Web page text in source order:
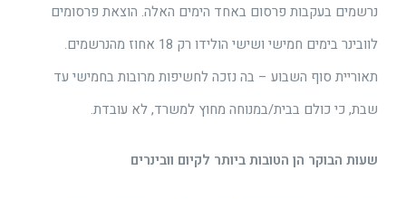
נרשמים בעקבות פרסום באחד הימים האלה. הוצאת פרסומים
לוובינר בימים חמישי ושישי הולידו רק 18 אחוז מהנרשמים.
תאוריית סוף השבוע – בה נזכה לחשיפות מרובות בחמישי עד
שבת, כי כולם בבית/במנוחה מחוץ למשרד, לא עובדת.
שעות הבוקר הן הטובות ביותר לקיום וובינרים